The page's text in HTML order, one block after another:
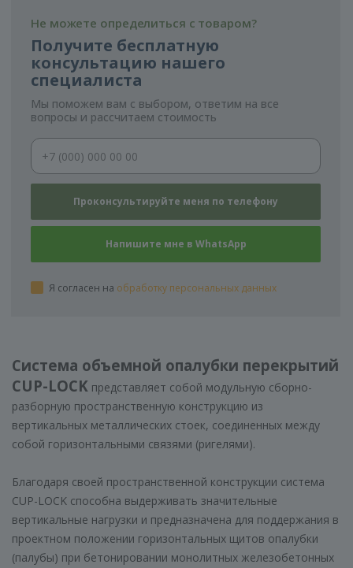
Не можете определиться с товаром?
Получите бесплатную
консультацию нашего
специалиста
Мы поможем вам с выбором, ответим на все
вопросы и рассчитаем стоимость
Я согласен на обработку персональных данных
Система объемной опалубки перекрытий
CUP-LOCK представляет собой модульную сборно-
разборную пространственную конструкцию из
вертикальных металлических стоек, соединенных между
собой горизонтальными связями (ригелями).
Благодаря своей пространственной конструкции система
CUP-LOCK способна выдерживать значительные
вертикальные нагрузки и предназначена для поддержания в
проектном положении горизонтальных щитов опалубки
(палубы) при бетонировании монолитных железобетонных